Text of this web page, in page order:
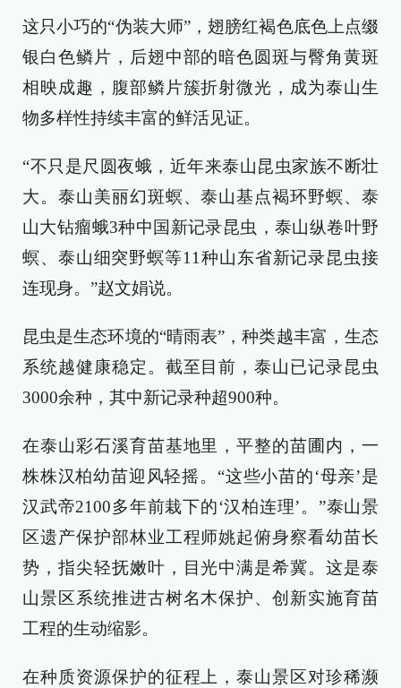
这只小巧的“伪装大师”，翅膀红褐色底色上点缀
银白色鳞片，后翅中部的暗色圆斑与臀角黄斑
相映成趣，腹部鳞片簇折射微光，成为泰山生
物多样性持续丰富的鲜活见证。
“不只是尺圆夜蛾，近年来泰山昆虫家族不断壮
大。泰山美丽幻斑螟、泰山基点褐环野螟、泰
山大钻瘤蛾3种中国新记录昆虫，泰山纵卷叶野
螟、泰山细突野螟等11种山东省新记录昆虫接
连现身。”赵文娟说。
昆虫是生态环境的“晴雨表”，种类越丰富，生态
系统越健康稳定。截至目前，泰山已记录昆虫
3000余种，其中新记录种超900种。
在泰山彩石溪育苗基地里，平整的苗圃内，一
株株汉柏幼苗迎风轻摇。“这些小苗的‘母亲’是
汉武帝2100多年前栽下的‘汉柏连理’。”泰山景
区遗产保护部林业工程师姚起俯身察看幼苗长
势，指尖轻抚嫩叶，目光中满是希冀。这是泰
山景区系统推进古树名木保护、创新实施育苗
工程的生动缩影。
在种质资源保护的征程上，泰山景区对珍稀濒